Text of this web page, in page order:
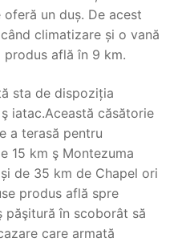
un duș. De acest
climatizare și o vană
află în 9 km.
sta de dispoziția
iatac.Această căsătorie
a terasă pentru
15 km ş Montezuma
de 35 km de Chapel ori
produs află spre
păşitură în scoborât să
care armată